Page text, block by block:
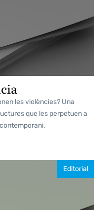
les violències? Una
que les perpetuen a
Editorial